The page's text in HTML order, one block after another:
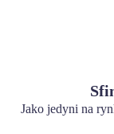
Jako jedyni na